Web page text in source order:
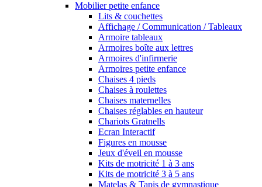
Mobilier petite enfance
Lits & couchettes
Affichage / Communication / Tableaux
Armoire tableaux
Armoires boîte aux lettres
Armoires d'infirmerie
Armoires petite enfance
Chaises 4 pieds
Chaises à roulettes
Chaises maternelles
Chaises réglables en hauteur
Chariots Gratnells
Ecran Interactif
Figures en mousse
Jeux d'éveil en mousse
Kits de motricité 1 à 3 ans
Kits de motricité 3 à 5 ans
Matelas & Tapis de gymnastique